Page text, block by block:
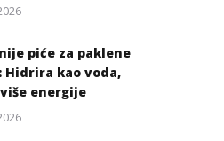
piće za paklene
Hidrira kao voda,
energije